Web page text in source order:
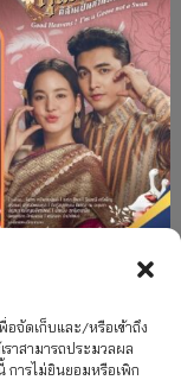
อจัดเก็บและ/หรือเข้าถึง
าสามารถประมวลผล
การไม่ยินยอมหรือเพิก
กวาดรางวัล